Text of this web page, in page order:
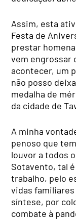
Assim, esta
Festa de
prestar
vem engrossar
acontecer, um
não posso
medalha de
da cidade de
A minha
penoso que
louvor a todos
Sotavento, tal
trabalho, pelo
vidas
síntese, por
combate à